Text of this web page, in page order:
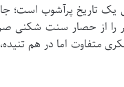
یک تاریخ پرآشوب است؛
را از حصار سنت شکنی
متفاوت اما در هم